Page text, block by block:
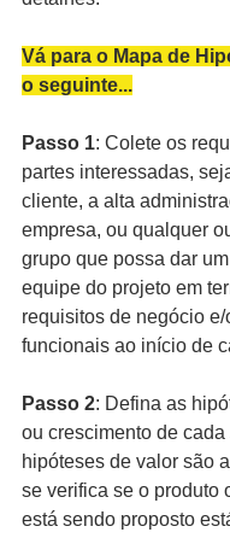
Vá para o Mapa de
o seguinte...
Passo 1: Colete os
partes interessadas,
cliente, a alta
empresa, ou qualquer
grupo que possa dar
equipe do projeto em
requisitos de negócio
funcionais ao início de
Passo 2: Defina as
ou crescimento de cada
hipóteses de valor são
se verifica se o produto
está sendo proposto